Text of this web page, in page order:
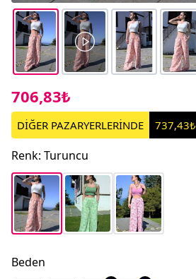
706,83₺
DİĞER PAZARYERLERİNDE 737,43₺
Renk: Turuncu
Beden